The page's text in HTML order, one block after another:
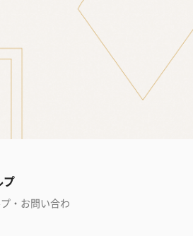
プ
・お問い合わ